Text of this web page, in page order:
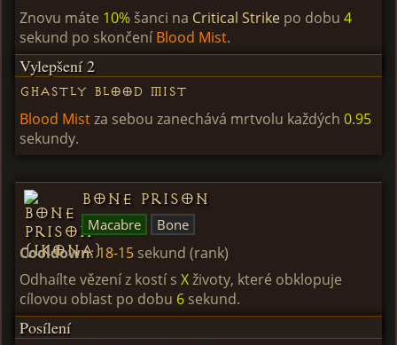
Znovu máte 10% šanci na Critical Strike po dobu 4
sekund po skončeníBlood Mist.
Vylepšení 2
Ghastly Blood Mist
Blood Mistza sebou zanechává mrtvolu každých 0.95
sekundy.
Bone Prison
Macabre Bone
Cooldown:18-15 sekund (rank)
Odhaílte vězení z kostí s Xživoty, které obklopuje
cílovou oblast po dobu 6 sekund.
Posílení